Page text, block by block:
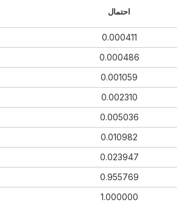
احتمال
0.000411
0.000486
0.001059
0.002310
0.005036
0.010982
0.023947
0.955769
1.000000